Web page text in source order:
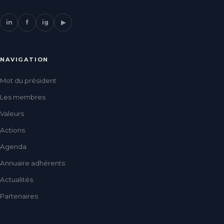
in f ig ▶
NAVIGATION
Mot du président
Les membres
Valeurs
Actions
Agenda
Annuaire adhérents
Actualités
Partenaires